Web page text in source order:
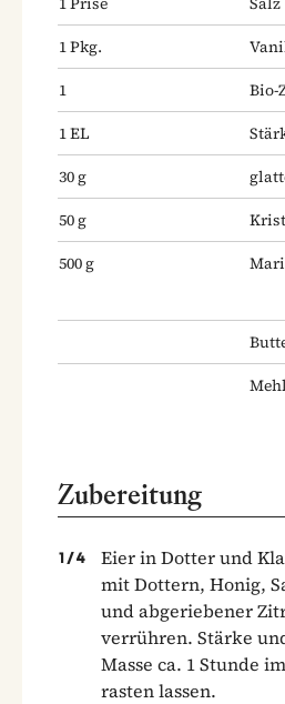
1Pkg.
1
Bio-
1EL
30g
50g
500g
Mehl
Zubereitung
1 /4
Eier in Dotter und
mit Dottern, Honig,
und abgeriebener
verrühren. Stärke
Masse ca. 1 Stunde
rasten lassen.